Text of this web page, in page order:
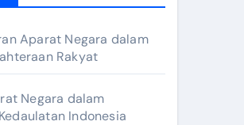
Aparat Negara dalam
Rakyat
Negara dalam
Indonesia